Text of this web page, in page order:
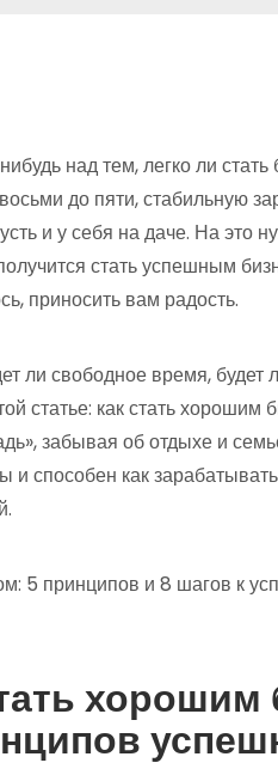
над тем, легко ли
до пяти, стабильную
и у себя на даче. На это
стать успешным
приносить вам радость.
ли свободное время,
статье: как стать
забывая об отдыхе и
и способен как